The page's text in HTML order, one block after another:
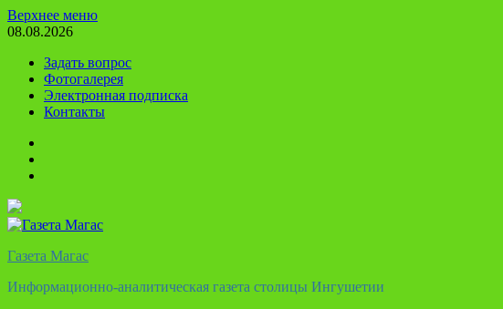
Перейти
к
Верхнее меню
08.08.2026
Задать вопрос
Фотогалерея
Электронная подписка
Контакты
Газета Магас
Информационно-аналитическая газета столицы Ингушетии